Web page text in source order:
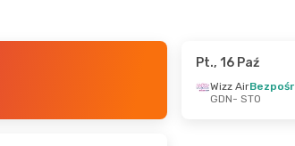
Pt., 16 Paź
Wizz Air
GDN- STO